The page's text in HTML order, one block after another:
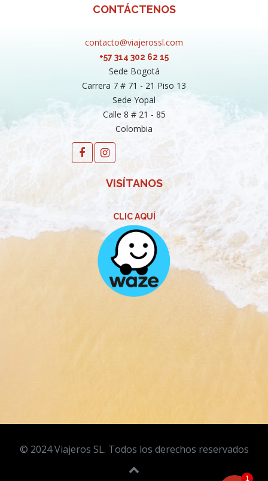
CONTÁCTENOS
contacto@viajerossl.com
+57 314 302 62 15
Sede Bogotá
Carrera 7 # 71 - 21 Piso 13
Sede Yopal
Calle 8 # 21 - 85
Colombia
VISÍTANOS
CLIC AQUÍ
© 2024 Viajeros SL. Todos los derechos reservados
1